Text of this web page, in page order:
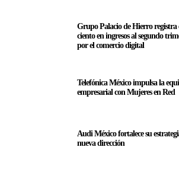
Grupo Palacio de Hierro registra
ciento en ingresos al segundo
por el comercio digital
Telefónica México impulsa la
empresarial con Mujeres en Red
Audi México fortalece su
nueva dirección